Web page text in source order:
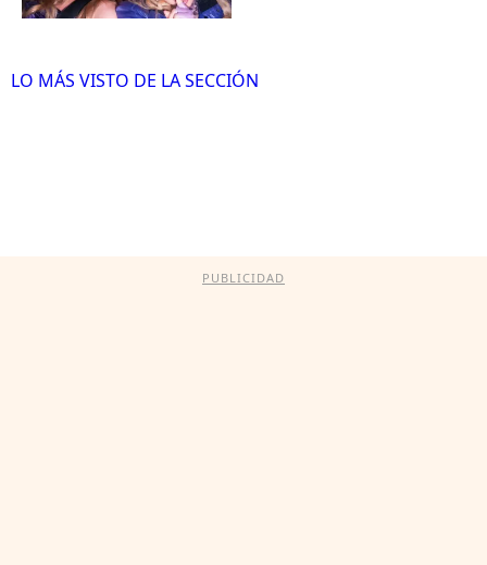
LO MÁS VISTO DE LA SECCIÓN
PUBLICIDAD